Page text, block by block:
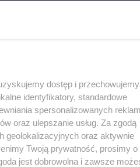
na obiekty
zakresu
nie
dostęp i przechowujemy
identyfikatory, standardowe
spersonalizowanych
oraz ulepszanie usług. Za zgodą
geolokalizacyjnych oraz aktywnie
Twoją prywatność, prosimy o
jest dobrowolna i zawsze